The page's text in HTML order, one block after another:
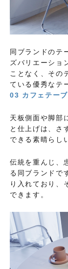
同ブランドのテ
ズバリエーショ
ことなく、その
ている優秀なテ
03 カフェテー
天板側面や脚部
と仕上げは、さ
できる素晴らし
伝統を重んじ、
る同ブランドで
り入れており、
できます。